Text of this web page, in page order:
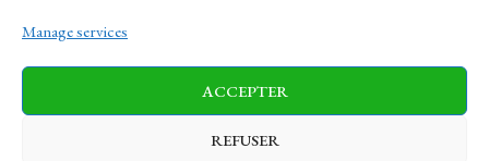
Manage services
ACCEPTER
REFUSER
News Finance-Marches Politics
Business Tech Health Sports Travel